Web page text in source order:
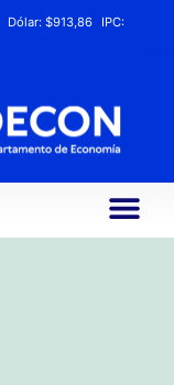
Dólar: $913,86
IPC: